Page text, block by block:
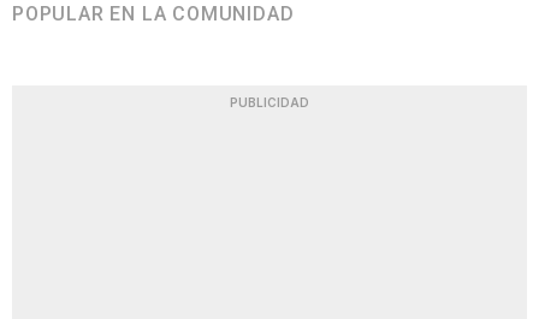
POPULAR EN LA COMUNIDAD
PUBLICIDAD